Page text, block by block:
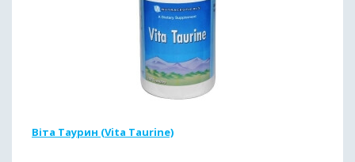
Віта Таурин (Vita Taurine)